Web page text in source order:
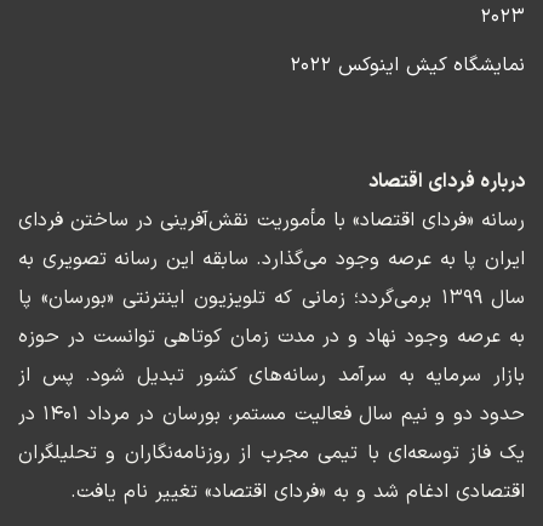
۲۰۲۳
نمایشگاه کیش اینوکس ۲۰۲۲
درباره فردای اقتصاد
رسانه «فردای اقتصاد» با مأموریت نقش‌آفرینی در ساختن فردای
ایران پا به عرصه وجود می‌گذارد. سابقه این رسانه تصویری به
سال ۱۳۹۹ برمی‌گردد؛ زمانی که تلویزیون اینترنتی «بورسان» پا
به عرصه وجود نهاد و در مدت زمان کوتاهی توانست در حوزه
بازار سرمایه به سرآمد رسانه‌های کشور تبدیل شود. پس از
حدود دو و نیم سال فعالیت مستمر، بورسان در مرداد ۱۴۰۱ در
یک فاز توسعه‌ای با تیمی مجرب از روزنامه‌نگاران و تحلیلگران
اقتصادی ادغام شد و به «فردای اقتصاد» تغییر نام یافت.